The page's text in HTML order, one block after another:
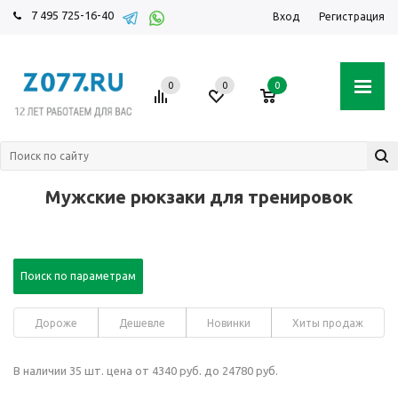
7 495 725-16-40 Вход Регистрация
0 0 0
Мужские рюкзаки для тренировок
Поиск по параметрам
Дороже Дешевле Новинки Хиты продаж
В наличии 35 шт. цена от 4340 руб. до 24780 руб.